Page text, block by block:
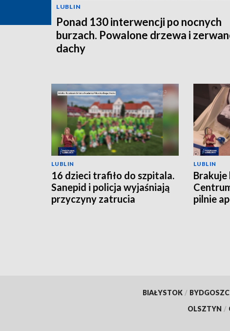
LUBLIN
Ponad 130 interwencji po nocnych
burzach. Powalone drzewa i
dachy
LUBLIN
16 dzieci trafiło do szpitala.
Sanepid i policja wyjaśniają
przyczyny zatrucia
LUBLIN
Brakuje
pilnie
BIAŁYSTOK /
OLSZTYN /